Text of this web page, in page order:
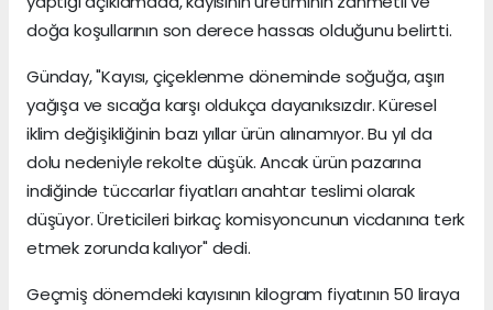
doğa koşullarının son derece hassas olduğunu belirtti.
Günday, "Kayısı, çiçeklenme döneminde soğuğa, aşırı
yağışa ve sıcağa karşı oldukça dayanıksızdır. Küresel
iklim değişikliğinin bazı yıllar ürün alınamıyor. Bu yıl da
dolu nedeniyle rekolte düşük. Ancak ürün pazarına
indiğinde tüccarlar fiyatları anahtar teslimi olarak
düşüyor. Üreticileri birkaç komisyoncunun vicdanına terk
etmek zorunda kalıyor" dedi.
Geçmiş dönemdeki kayısının kilogram fiyatının 50 liraya